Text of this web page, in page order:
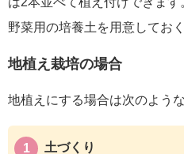
野菜用の培養土を用意してお
地植え栽培の場合
地植えにする場合は次のよう
土づくり